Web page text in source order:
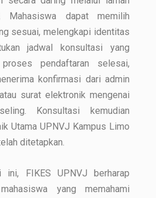
Mahasiswa dapat memilih
sesuai, melengkapi identitas
jadwal konsultasi yang
pendaftaran selesai,
konfirmasi dari admin
surat elektronik mengenai
Konsultasi kemudian
Utama UPNVJ Kampus Limo
ditetapkan.
ini, FIKES UPNVJ berharap
yang memahami